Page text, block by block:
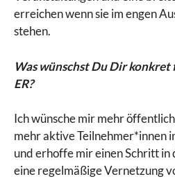
erreichen wenn sie im engen
stehen.
Was wünschst Du Dir konkret
ER?
Ich wünsche mir mehr
mehr aktive Teilnehmer*innen
und erhoffe mir einen Schritt in
eine regelmäßige Vernetzung